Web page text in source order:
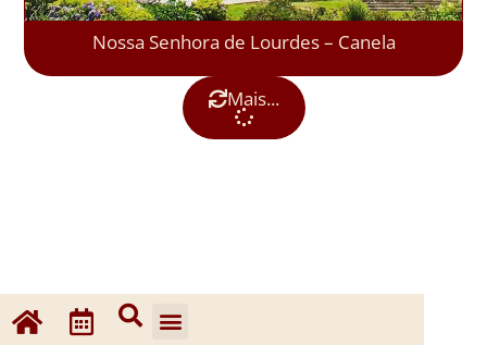
Nossa Senhora de Lourdes – Canela
Mais...